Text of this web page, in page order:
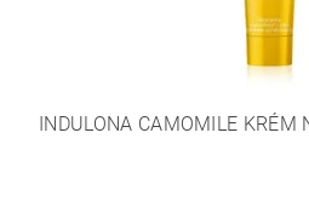
INDULONA CAMOMILE KRÉM